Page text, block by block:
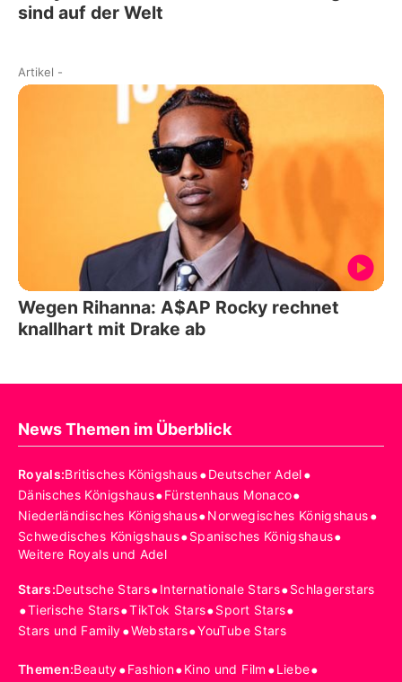
sind auf der Welt
Artikel -
Wegen Rihanna: A$AP Rocky rechnet
knallhart mit Drake ab
News Themen im Überblick
Royals:Britisches Königshaus•Deutscher Adel•
Dänisches Königshaus•Fürstenhaus Monaco•
Niederländisches Königshaus•Norwegisches Königshaus•
Schwedisches Königshaus•Spanisches Königshaus•
Weitere Royals und Adel
Stars:Deutsche Stars•Internationale Stars•Schlagerstars
•Tierische Stars•TikTok Stars•Sport Stars•
Stars und Family•Webstars•YouTube Stars
Themen:Beauty•Fashion•Kino und Film •Liebe•